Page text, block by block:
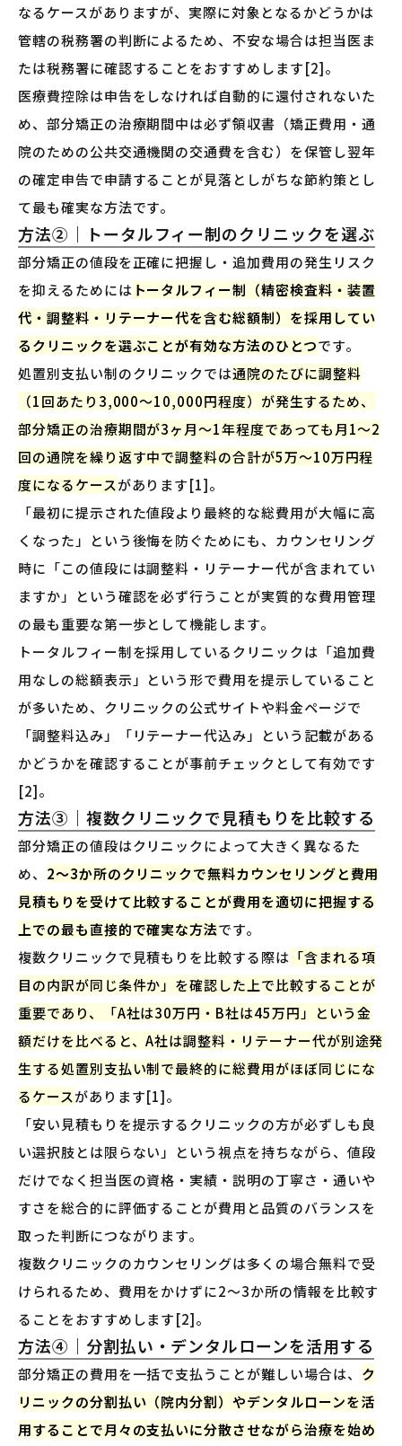
なるケースがありますが、実際に対象となるかどうかは
管轄の税務署の判断によるため、不安な場合は担当医ま
たは税務署に確認することをおすすめします[2]。
医療費控除は申告をしなければ自動的に還付されないた
め、部分矯正の治療期間中は必ず領収書（矯正費用・通
院のための公共交通機関の交通費を含む）を保管し翌年
の確定申告で申請することが見落としがちな節約策とし
て最も確実な方法です。
方法②｜トータルフィー制のクリニックを選ぶ
部分矯正の値段を正確に把握し・追加費用の発生リスク
を抑えるためには トータルフィー制（精密検査料・装置
代・調整料・リテーナー代を含む総額制）を採用してい
るクリニックを選ぶことが有効な方法のひとつです。
処置別支払い制のクリニックでは通院のたびに調整料
（1回あたり3,000〜10,000円程度）が発生するため、
部分矯正の治療期間が3ヶ月〜1年程度であっても月1〜2
回の通院を繰り返す中で調整料の合計が5万〜10万円程
度になるケースがあります[1]。
「最初に提示された値段より最終的な総費用が大幅に高
くなった」という後悔を防ぐためにも、カウンセリング
時に「この値段には調整料・リテーナー代が含まれてい
ますか」という確認を必ず行うことが実質的な費用管理
の最も重要な第一歩として機能します。
トータルフィー制を採用しているクリニックは「追加費
用なしの総額表示」という形で費用を提示していること
が多いため、クリニックの公式サイトや料金ページで
「調整料込み」「リテーナー代込み」という記載がある
かどうかを確認することが事前チェックとして有効です
[2]。
方法③｜複数クリニックで見積もりを比較する
部分矯正の値段はクリニックによって大きく異なるた
め、 2〜3か所のクリニックで無料カウンセリングと費用
見積もりを受けて比較することが費用を適切に把握する
上での最も直接的で確実な方法です。
複数クリニックで見積もりを比較する際は 「含まれる項
目の内訳が同じ条件か」を確認した上で比較することが
重要であり、「A社は30万円・B社は45万円」という金
額だけを比べると、A社は調整料・リテーナー代が別途発
生する処置別支払い制で最終的に総費用がほぼ同じにな
るケースがあります[1]。
「安い見積もりを提示するクリニックの方が必ずしも良
い選択肢とは限らない」という視点を持ちながら、値段
だけでなく担当医の資格・実績・説明の丁寧さ・通いや
すさを総合的に評価することが費用と品質のバランスを
取った判断につながります。
複数クリニックのカウンセリングは多くの場合無料で受
けられるため、費用をかけずに2〜3か所の情報を比較す
ることをおすすめします[2]。
方法④｜分割払い・デンタルローンを活用する
部分矯正の費用を一括で支払うことが難しい場合は、 ク
リニックの分割払い（院内分割）やデンタルローンを活
用することで月々の支払いに分散させながら治療を始め